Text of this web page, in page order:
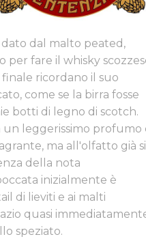
dal malto peated,
fare il whisky
ricordano il suo
come se la birra fosse
botti di legno di scotch.
un leggerissimo profumo
ma all'olfatto già si
della nota
inizialmente è
di lieviti e ai malti
quasi
speziato.